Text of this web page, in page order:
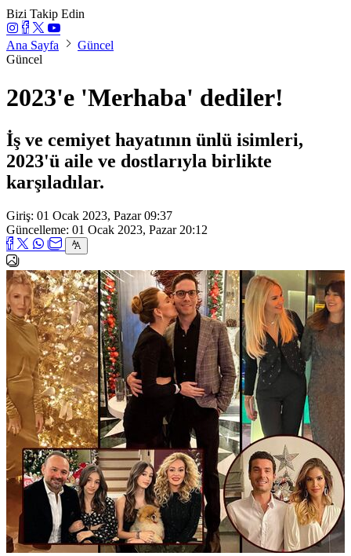
Bizi Takip Edin
Ana Sayfa
Güncel
Güncel
2023'e 'Merhaba' dediler!
İş ve cemiyet hayatının ünlü isimleri,
2023'ü aile ve dostlarıyla birlikte
karşıladılar.
Giriş: 01 Ocak 2023, Pazar 09:37
Güncelleme: 01 Ocak 2023, Pazar 20:12